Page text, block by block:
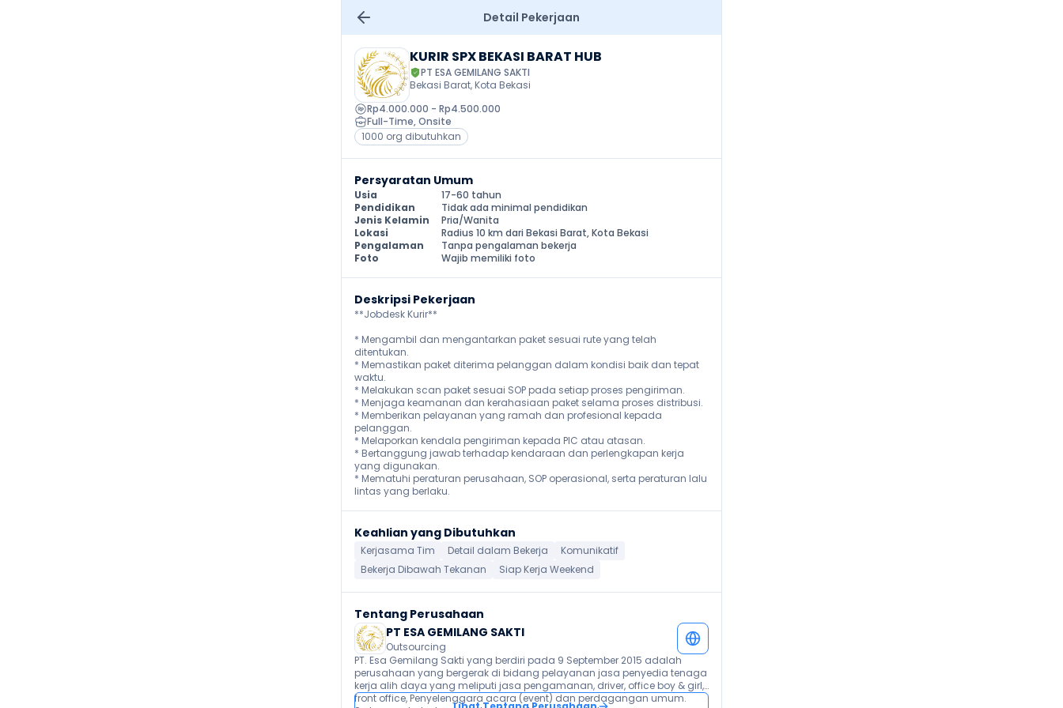
Detail Pekerjaan
KURIR SPX BEKASI BARAT HUB
PT ESA GEMILANG SAKTI
Bekasi Barat, Kota Bekasi
Rp4.000.000 - Rp4.500.000
Full-Time, Onsite
1000 org dibutuhkan
Persyaratan Umum
Usia
17-60 tahun
Pendidikan
Tidak ada minimal pendidikan
Jenis Kelamin
Pria/Wanita
Lokasi
Radius 10 km dari Bekasi Barat, Kota Bekasi
Pengalaman
Tanpa pengalaman bekerja
Foto
Wajib memiliki foto
Deskripsi Pekerjaan
**Jobdesk Kurir**
* Mengambil dan mengantarkan paket sesuai rute yang telah
ditentukan.
* Memastikan paket diterima pelanggan dalam kondisi baik dan tepat
waktu.
* Melakukan scan paket sesuai SOP pada setiap proses pengiriman.
* Menjaga keamanan dan kerahasiaan paket selama proses distribusi.
* Memberikan pelayanan yang ramah dan profesional kepada
pelanggan.
* Melaporkan kendala pengiriman kepada PIC atau atasan.
* Bertanggung jawab terhadap kendaraan dan perlengkapan kerja
yang digunakan.
* Mematuhi peraturan perusahaan, SOP operasional, serta peraturan lalu
lintas yang berlaku.
Keahlian yang Dibutuhkan
Kerjasama Tim Detail dalam Bekerja
Komunikatif
Bekerja Dibawah Tekanan
Siap Kerja Weekend
Tentang Perusahaan
PT ESA GEMILANG SAKTI
Outsourcing
PT. Esa Gemilang Sakti yang berdiri pada 9 September 2015 adalah
perusahaan yang bergerak di bidang pelayanan jasa penyedia tenaga
kerja alih daya yang meliputi jasa pengamanan, driver, office boy & girl,
front office, Penyelenggara acara (event) dan perdagangan umum.